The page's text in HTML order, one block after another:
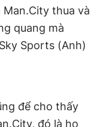
thua và
quang mà
Sports (Anh)
để cho thấy
đó là họ